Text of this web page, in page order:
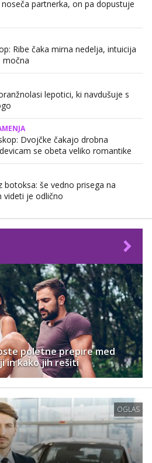
partnerka, on pa dopustuje
Ribe čaka mirna nedelja, intuicija
močna
lepotici, ki navdušuje s
Dvojčke čakajo drobna
se obeta veliko romantike
botoksa: še vedno prisega na
videti je odlično
poletne prepire med
in kako jih rešiti
OGLAS